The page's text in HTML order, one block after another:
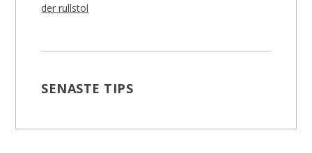
der rullstol
SENASTE TIPS